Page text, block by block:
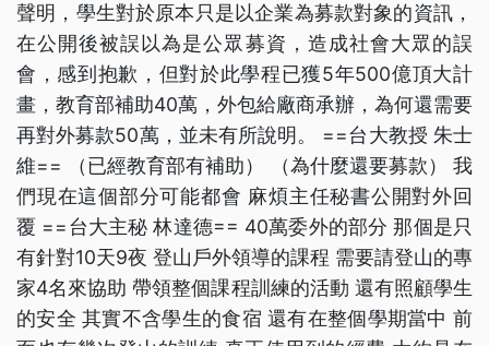
聲明，學生對於原本只是以企業為募款對象的資訊，
在公開後被誤以為是公眾募資，造成社會大眾的誤
會，感到抱歉，但對於此學程已獲5年500億頂大計
畫，教育部補助40萬，外包給廠商承辦，為何還需要
再對外募款50萬，並未有所說明。 ==台大教授 朱士
維== （已經教育部有補助） （為什麼還要募款） 我
們現在這個部分可能都會 麻煩主任秘書公開對外回
覆 ==台大主秘 林達德== 40萬委外的部分 那個是只
有針對10天9夜 登山戶外領導的課程 需要請登山的專
家4名來協助 帶領整個課程訓練的活動 還有照顧學生
的安全 其實不含學生的食宿 還有在整個學期當中 前